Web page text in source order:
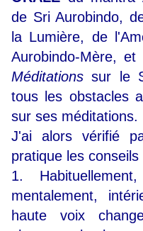
de Sri Aurobindo,
la Lumière, de
Aurobindo-Mère,
Méditations sur le
tous les obstacles
sur ses méditations.
J'ai alors vérifié
pratique les conseils
1.
mentalement,
haute voix